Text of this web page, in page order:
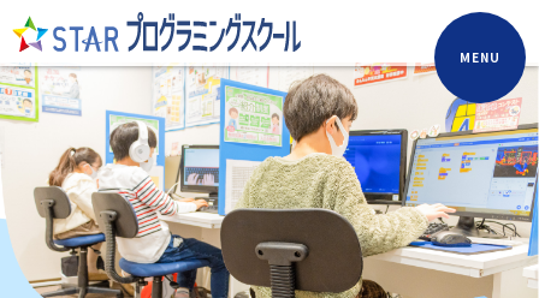
MENU